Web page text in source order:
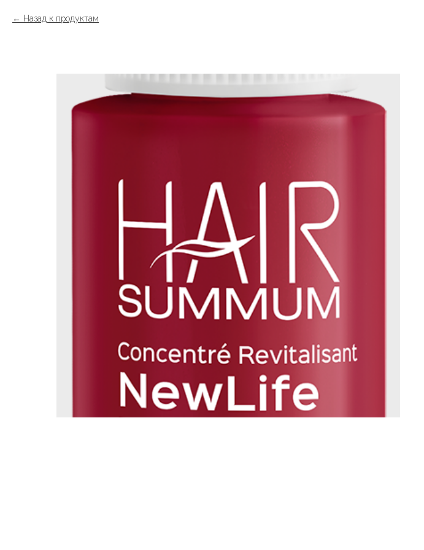
Назад к продуктам